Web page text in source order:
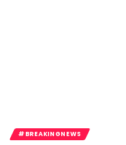
#BREAKINGNEWS